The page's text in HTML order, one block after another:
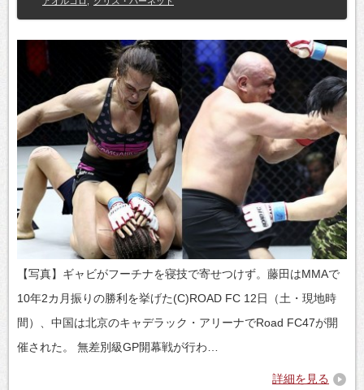
【写真】ギャビがフーチナを寝技で寄せつけず。藤田はMMAで
10年2カ月振りの勝利を挙げた(C)ROAD FC 12日（土・現地時
間）、中国は北京のキャデラック・アリーナでRoad FC47が開
催された。 無差別級GP開幕戦が行わ…
詳細を見る